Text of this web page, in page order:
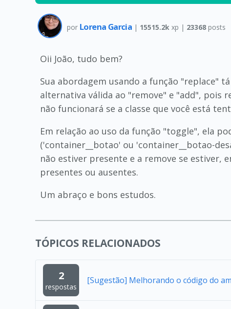
por Lorena Garcia | 15515.2k xp | 23368posts
Oii João, tudo bem?
Sua abordagem usando a função "replace"
alternativa válida ao "remove" e "add", pois
não funcionará se a classe que você está
Em relação ao uso da função "toggle", ela
('container__botao' ou 'container__botao-
não estiver presente e a remove se estiver,
presentes ou ausentes.
Um abraço e bons estudos.
TÓPICOS RELACIONADOS
2
respostas
[Sugestão] Melhorando o código do